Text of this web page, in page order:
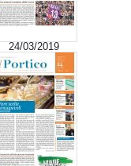
24/03/2019